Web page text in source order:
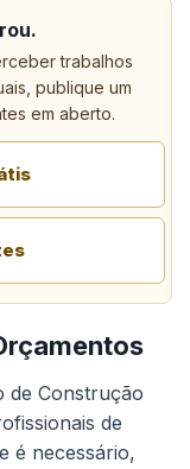
trabalhos
publique um
em aberto.
de Construção
de
é necessário,